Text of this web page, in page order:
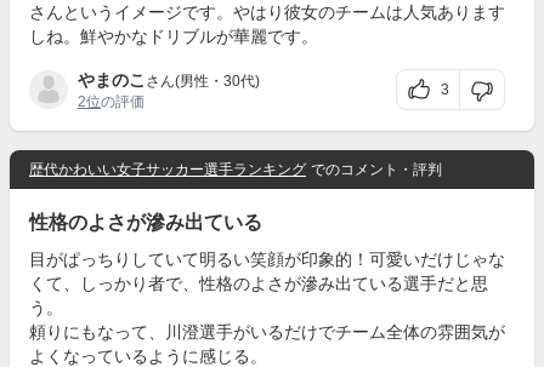
さんというイメージです。やはり彼女のチームは人気あります
しね。鮮やかなドリブルが華麗です。
やまのこ さん(男性・30代)
2位の評価
3
歴代かわいい女子サッカー選手ランキング でのコメント・評判
性格のよさが滲み出ている
目がぱっちりしていて明るい笑顔が印象的！可愛いだけじゃな
くて、しっかり者で、性格のよさが滲み出ている選手だと思
う。
頼りにもなって、川澄選手がいるだけでチーム全体の雰囲気が
よくなっているように感じる。